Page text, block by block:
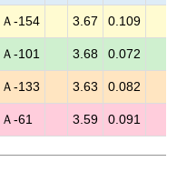
Ａ-154 3.67 0.109
Ａ-101 3.68 0.072
Ａ-133 3.63 0.082
Ａ-61 3.59 0.091